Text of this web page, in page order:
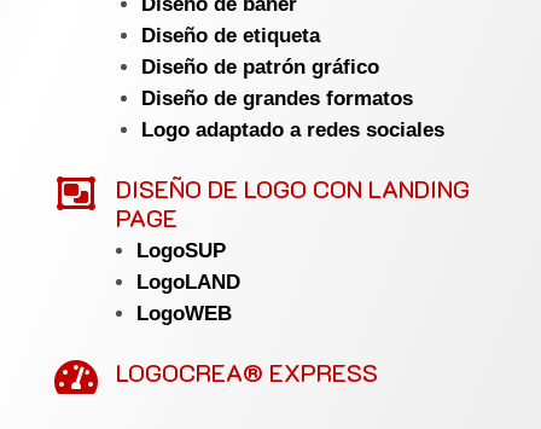
Diseño de etiqueta
Diseño de patrón gráfico
Diseño de grandes formatos
Logo adaptado a redes sociales

DISEÑO DE LOGO CON LANDING
PAGE
LogoSUP
LogoLAND
LogoWEB
 LOGOCREA® EXPRESS